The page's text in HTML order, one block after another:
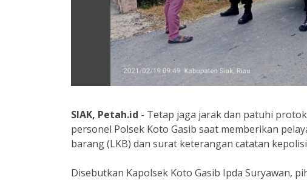
SIAK, Petah.id - Tetap jaga jarak dan patuhi
personel Polsek Koto Gasib saat memberikan
barang (LKB) dan surat keterangan catatan
Disebutkan Kapolsek Koto Gasib Ipda Suryawan,